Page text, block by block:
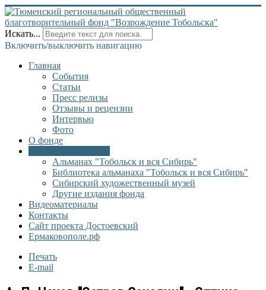
Искать...
Включить/выключить навигацию
Главная
События
Статьи
Пресс релизы
Отзывы и рецензии
Интервью
Фото
О фонде
Альманах "Тобольск и вся Сибирь"
Библиотека альманаха "Тобольск и вся Сибирь"
Сибирский художественный музей
Другие издания фонда
Видеоматериалы
Контакты
Сайт проекта Достоевский
Ермаковополе.рф
Печать
E-mail